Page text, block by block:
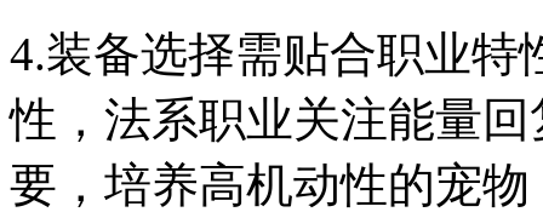
4.装备选择需贴合职业特
性，法系职业关注能量
要，培养高机动性的宠